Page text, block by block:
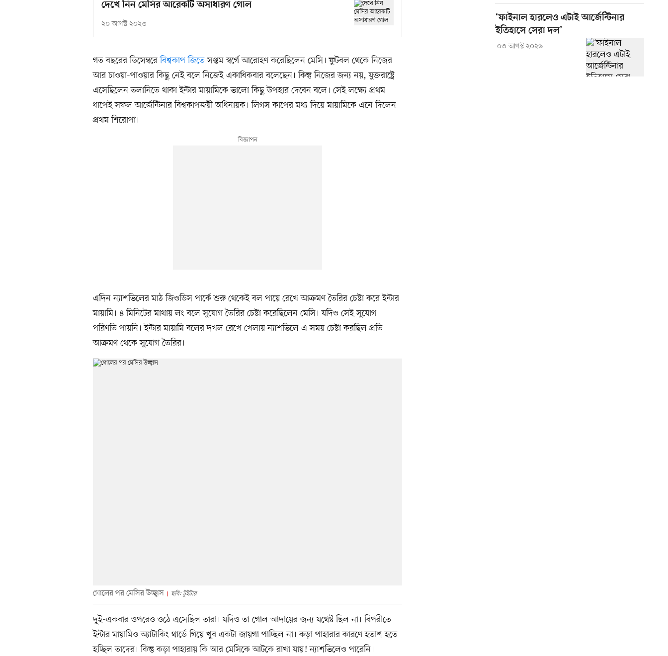
দেখে নিন মেসির আরেকটি অসাধারণ গোল
২০ আগস্ট ২০২৩
গত বছরের ডিসেম্বরেবিশ্বকাপ জিতেসপ্তম স্বর্গে আরোহণ করেছিলেন মেসি। ফুটবল থেকে নিজের
আর চাওয়া-পাওয়ার কিছু নেই বলে নিজেই একাধিকবার বলেছেন। কিন্তু নিজের জন্য নয়, যুক্তরাষ্ট্রে
এসেছিলেন তলানিতে থাকা ইন্টার মায়ামিকে ভালো কিছু উপহার দেবেন বলে। সেই লক্ষ্যে প্রথম
ধাপেই সফল আর্জেন্টিনার বিশ্বকাপজয়ী অধিনায়ক। লিগস কাপের মধ্য দিয়ে মায়ামিকে এনে দিলেন
প্রথম শিরোপা।
এদিন ন্যাশভিলের মাঠ জিওডিস পার্কে শুরু থেকেই বল পায়ে রেখে আক্রমণ তৈরির চেষ্টা করে ইন্টার
মায়ামি। ৪ মিনিটের মাথায় লং বলে সুযোগ তৈরির চেষ্টা করেছিলেন মেসি। যদিও সেই সুযোগ
পরিণতি পায়নি। ইন্টার মায়ামি বলের দখল রেখে খেলায় ন্যাশভিলে এ সময় চেষ্টা করছিল প্রতি-
আক্রমণ থেকে সুযোগ তৈরির।
গোলের পর মেসির উচ্ছ্বাস ছবি: টুইটার
দুই-একবার ওপরেও ওঠে এসেছিল তারা। যদিও তা গোল আদায়ের জন্য যথেষ্ট ছিল না। বিপরীতে
ইন্টার মায়ামিও অ্যাটাকিং থার্ডে গিয়ে খুব একটা জায়গা পাচ্ছিল না। কড়া পাহারার কারণে হতাশ হতে
হচ্ছিল তাদের। কিন্তু কড়া পাহারায় কি আর মেসিকে আটকে রাখা যায়! ন্যাশভিলেও পারেনি।
‘ফাইনাল হারলেও এটাই আর্জেন্টিনার
ইতিহাসে সেরা দল’
০৩ আগস্ট ২০২৬